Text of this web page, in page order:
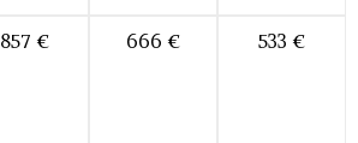
857 € 666 € 533 €